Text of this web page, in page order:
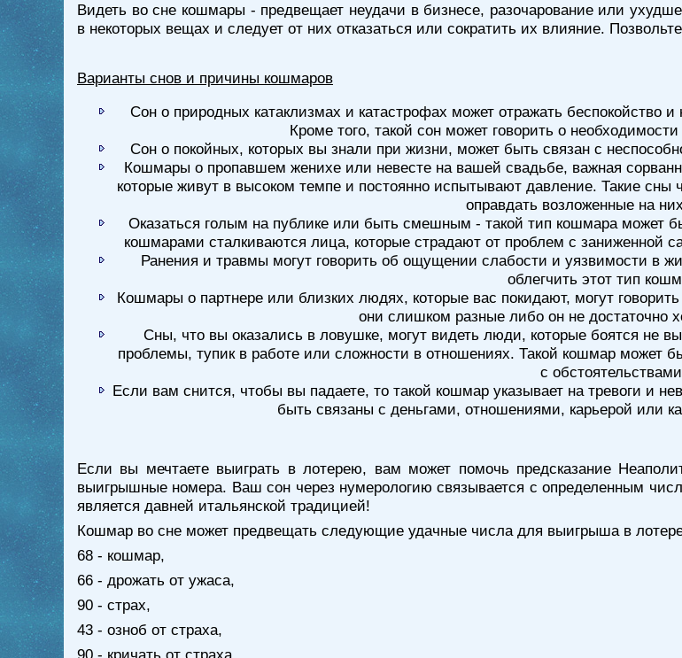
Видеть во сне кошмары - предвещает неудачи в бизнесе, разочарование или
в некоторых вещах и следует от них отказаться или сократить их влияние.
Варианты снов и причины кошмаров
Сон о природных катаклизмах и катастрофах может отражать беспокойство
Кроме того, такой сон может говорить о
Сон о покойных, которых вы знали при жизни, может быть связан с
Кошмары о пропавшем женихе или невесте на вашей свадьбе, важная
которые живут в высоком темпе и постоянно испытывают давление. Такие сны
оправдать возложенные на
Оказаться голым на публике или быть смешным - такой тип кошмара может
кошмарами сталкиваются лица, которые страдают от проблем с
Ранения и травмы могут говорить об ощущении слабости и уязвимости в
облегчить этот тип
Кошмары о партнере или близких людях, которые вас покидают, могут
они слишком разные либо он не достаточно
Сны, что вы оказались в ловушке, могут видеть люди, которые боятся не
проблемы, тупик в работе или сложности в отношениях. Такой кошмар может
с
Если вам снится, чтобы вы падаете, то такой кошмар указывает на тревоги и
быть связаны с деньгами, отношениями, карьерой или
Если вы мечтаете выиграть в лотерею, вам может помочь предсказание
выигрышные номера. Ваш сон через нумерологию связывается с определенным
является давней итальянской традицией!
Кошмар во сне может предвещать следующие удачные числа для выигрыша в
68 - кошмар,
66 - дрожать от ужаса,
90 - страх,
43 - озноб от страха,
90 - кричать от страха,